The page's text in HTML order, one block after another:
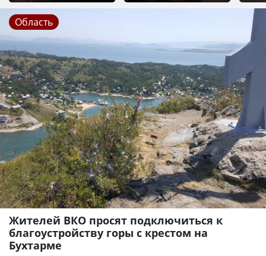
Область
Жителей ВКО просят подключиться к
благоустройству горы с крестом на
Бухтарме